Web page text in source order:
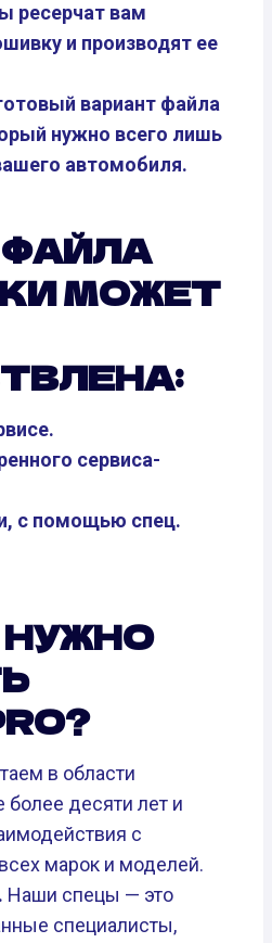
ресерчат вам
и производят ее
вариант файла
нужно всего лишь
автомобиля.
МОЖЕТ
сервиса-
с помощью спец.
в области
более десяти лет и
с
марок и моделей.
Наши спецы — это
специалисты,